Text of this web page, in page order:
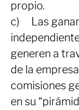
sus labores
propio.
c)     Las
generen a
de la
comisiones